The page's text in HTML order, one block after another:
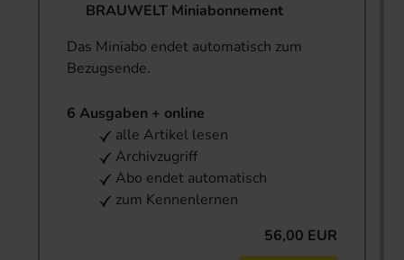
BRAUWELT Miniabonnement
Das Miniabo endet automatisch zum
Bezugsende.
6 Ausgaben + online
alle Artikel lesen
Archivzugriff
Abo endet automatisch
zum Kennenlernen
56,00 EUR